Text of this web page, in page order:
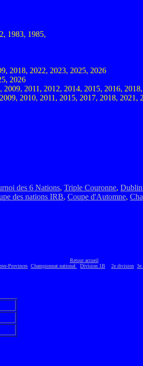
1983, 1985,
2018, 2022, 2023, 2025, 2026
2026
2011, 2012, 2014, 2015, 2016,
2010, 2011, 2015, 2017, 2018, 2021,
des 6 Nations, Triple Couronne,
des nations IRB, Coupe d'Automne,
Retour accueil
Provinces Championnat national Division 1B 2e division